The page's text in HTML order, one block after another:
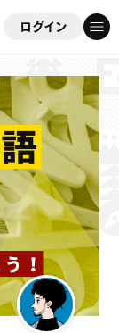
ログイン
ゲスト さん